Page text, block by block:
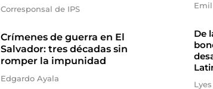
Corresponsal de IPS
Crímenes de guerra en El
Salvador: tres décadas sin
romper la impunidad
Edgardo Ayala
De